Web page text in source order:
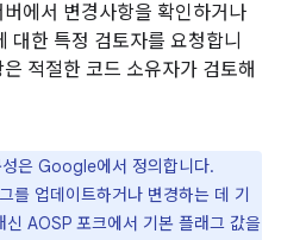
에서 변경사항을 확인하거나
대한 특정 검토자를 요청합니
적절한 코드 소유자가 검토해
은 Google에서 정의합니다.
업데이트하거나 변경하는 데 기
AOSP 포크에서 기본 플래그 값을